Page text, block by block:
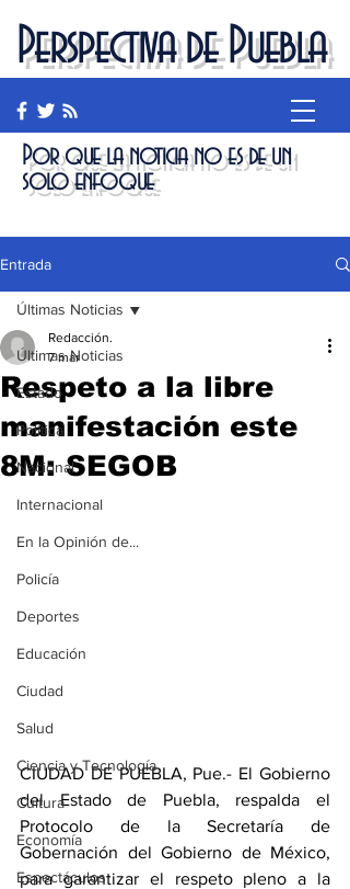
Perspectiva de Puebla
Por que la noticia no es de un
solo enfoque
Entrada
Últimas Noticias
Estado
Política
Nacional
Internacional
En la Opinión de...
Policía
Deportes
Educación
Ciudad
Salud
Ciencia y Tecnología
Cultura
Economía
Espectáculos
Últimas Noticias
Respeto a la libre
manifestación este
8M: SEGOB
Redacción.
7 mar
CIUDAD DE PUEBLA, Pue.- El Gobierno
del Estado de Puebla, respalda el
Protocolo de la Secretaría de
Gobernación del Gobierno de México,
para garantizar el respeto pleno a la